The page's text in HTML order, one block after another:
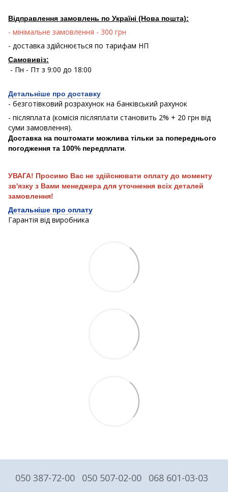
Відправлення замовлень по Україні (Нова пошта):
- мінімальне замовлення - 300 грн
- доставка здійснюється по тарифам НП
Самовивіз:
- Пн - Пт з 9:00 до 18:00
Детальніше про доставку
- безготівковий розрахунок на банківський рахунок
- післяплата (комісія післяплати становить 2% + 20 грн від
суми замовлення).
Доставка на поштомати можлива тільки за попереднього
погодження та 100% передплати.
УВАГА! Просимо Вас не здійснювати оплату до моменту
зв'язку з Вами менеджера для уточнення всіх деталей
замовлення!
Детальніше про оплату
Гарантія від виробника
050 387-72-00 050 507-02-00 068 601-03-03